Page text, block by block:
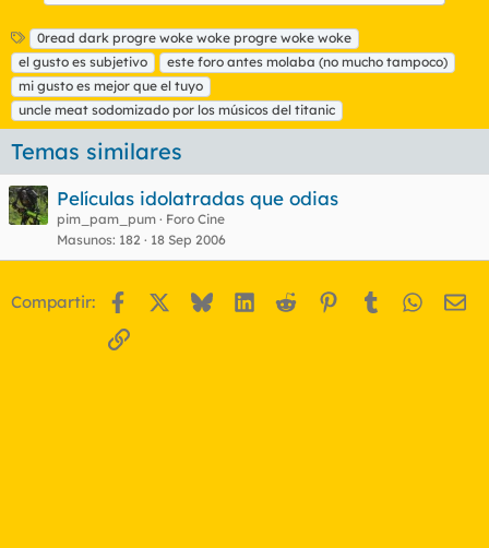
E
t
i
q
u
e
t
a
s
0read dark progre woke woke progre woke woke
el gusto es subjetivo
este foro antes molaba (no mucho tampoco)
mi gusto es mejor que el tuyo
uncle meat sodomizado por los músicos del titanic
Temas similares
Películas idolatradas que odias
pim_pam_pum
Foro Cine
Masunos 182 18 Sep 2006
Compartir: Facebook BlueskyLinkedIn
Reddit Pinterest
Tumblr
Enlace